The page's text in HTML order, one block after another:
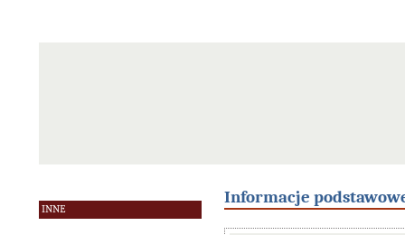
INNE
Informacje